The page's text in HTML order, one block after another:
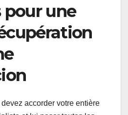
pour une
devez accorder votre entière